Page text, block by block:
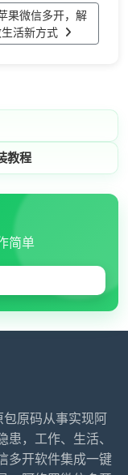
果微信多开，解
活新方式
教程
简单
原码从事实现阿
，工作、生活、
多开软件集成一键